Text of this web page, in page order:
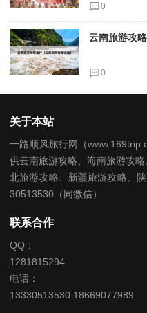
0
云南旅游攻
0
关于本站
一路顺风旅行网（
供云南旅游攻略、海南旅游攻
北旅游攻略、新疆旅游攻略、
30513530（同微信）
联系合作
QQ：
1281815294
电话：
13330513530 18669077989